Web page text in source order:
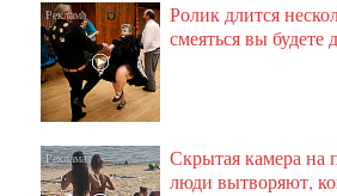
Ролик длится
смеяться вы будете
Скрытая камера
люди вытворяют,